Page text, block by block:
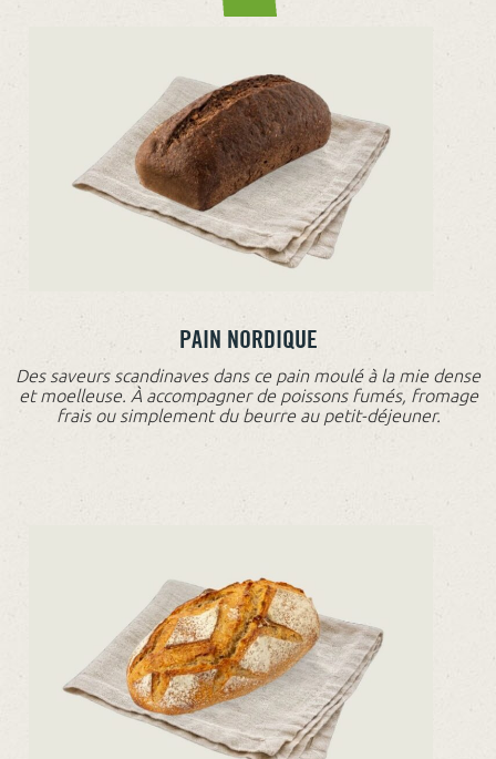
PAIN NORDIQUE
Des saveurs scandinaves dans ce pain moulé à la mie dense
et moelleuse. À accompagner de poissons fumés, fromage
frais ou simplement du beurre au petit-déjeuner.